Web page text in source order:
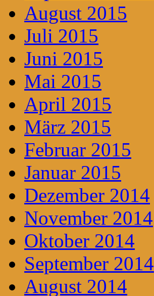
August 2015
Juli 2015
Juni 2015
Mai 2015
April 2015
März 2015
Februar 2015
Januar 2015
Dezember 2014
November 2014
Oktober 2014
September 2014
August 2014